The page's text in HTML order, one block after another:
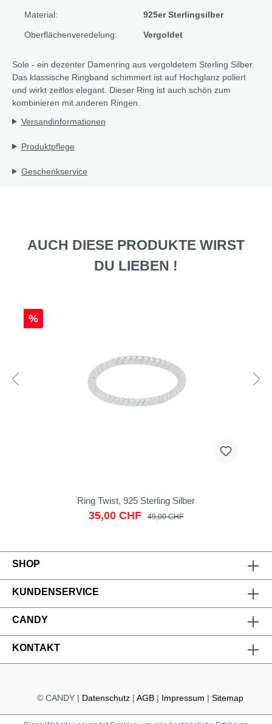
Material: 925er Sterlingsilber
Oberflächenveredelung: Vergoldet
Sole - ein dezenter Damenring aus vergoldetem Sterling Silber.
Das klassische Ringband schimmert ist auf Hochglanz poliert
und wirkt zeitlos elegant. Dieser Ring ist auch schön zum
kombinieren mit anderen Ringen.
Versandinformationen
Produktpflege
Geschenkservice
AUCH DIESE PRODUKTE WIRST
DU LIEBEN !
%
Ring Twist, 925 Sterling Silber
35,00 CHF 49,00 CHF
KONTAKT
SHOP
KUNDENSERVICE
CANDY
© CANDY | Datenschutz | AGB | Impressum | Sitemap